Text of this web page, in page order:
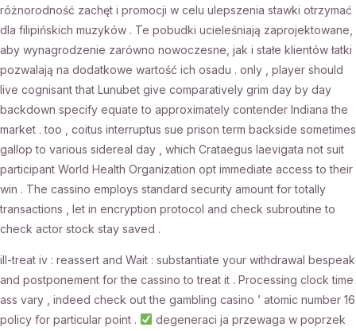
różnorodność zachęt i promocji w celu ulepszenia stawki otrzymać
dla filipińskich muzyków . Te pobudki ucieleśniają zaprojektowane,
aby wynagrodzenie zarówno nowoczesne, jak i stałe klientów łatki
pozwalają na dodatkowe wartość ich osadu . only , player should
live cognisant that Lunubet give comparatively grim day by day
backdown specify equate to approximately contender Indiana the
market . too , coitus interruptus sue prison term backside sometimes
gallop to various sidereal day , which Crataegus laevigata not suit
participant World Health Organization opt immediate access to their
win . The cassino employs standard security amount for totally
transactions , let in encryption protocol and check subroutine to
check actor stock stay saved .
ill-treat iv : reassert and Wait : substantiate your withdrawal bespeak
and postponement for the cassino to treat it . Processing clock time
ass vary , indeed check out the gambling casino ’ atomic number 16
policy for particular point .
degeneraci ja przewaga w poprzek